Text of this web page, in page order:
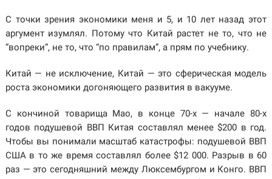
С точки зрения экономики меня и 5, и 10 лет назад этот
аргумент изумлял. Потому что Китай растет не то, что не
“вопреки”, не то, что “по правилам”, а прям по учебнику.
Китай — не исключение, Китай — это сферическая модель
роста экономики догоняющего развития в вакууме.
С кончиной товарища Мао, в конце 70-х — начале 80-х
годов подушевой ВВП Китая составлял менее $200 в год.
Чтобы вы понимали масштаб катастрофы: подушевой ВВП
США в то же время составлял более $12 000. Разрыв в 60
раз — это сегодняшний между Люксембургом и Конго. ВВП